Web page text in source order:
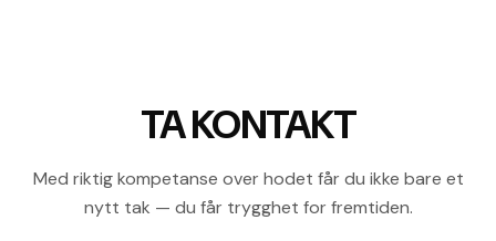
TA KONTAKT
Med riktig kompetanse over hodet får du ikke bare et
nytt tak — du får trygghet for fremtiden.